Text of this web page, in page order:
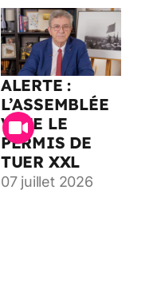
ALERTE :
L’ASSEMBLÉE
VOTE LE
PERMIS DE
TUER XXL
07 juillet 2026